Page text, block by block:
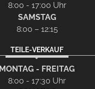
8:00 - 17:00 Uhr
SAMSTAG
8:00 – 12:15
TEILE-VERKAUF
MONTAG - FREITAG
8:00 - 17:30 Uhr